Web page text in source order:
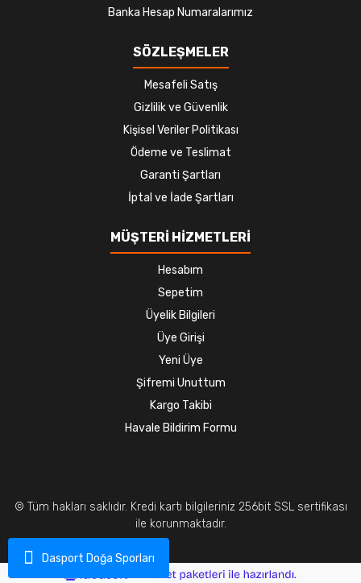
Dasport Doğa Sporları
Banka Hesap Numaralarımız
SÖZLEŞMELER
Mesafeli Satış
Gizlilik ve Güvenlik
Kişisel Veriler Politikası
Ödeme ve Teslimat
Garanti Şartları
İptal ve İade Şartları
MÜŞTERİ HİZMETLERİ
Hesabım
Sepetim
Üyelik Bilgileri
Üye Girişi
Yeni Üye
Şifremi Unuttum
Kargo Takibi
Havale Bildirim Formu
© Tüm hakları saklıdır. Kredi kartı bilgileriniz 256bit SSL sertifikası
ile korunmaktadır.
e-